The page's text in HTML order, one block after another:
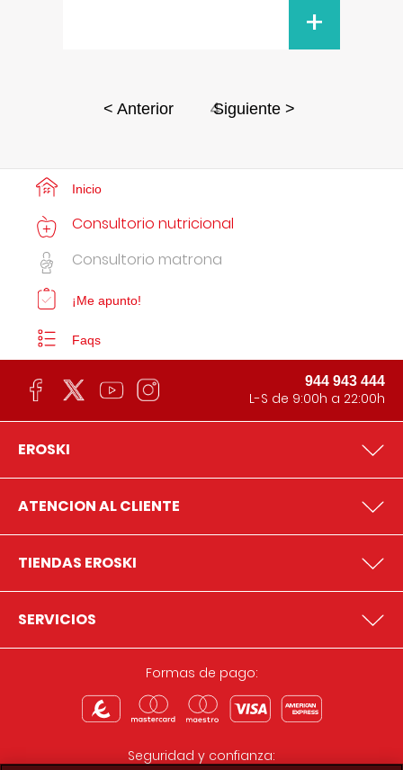
+
< Anterior 4
Siguiente >
Inicio
Consultorio nutricional
Consultorio matrona
¡Me apunto!
Faqs
944 943 444
L-S de 9:00h a 22:00h
EROSKI
ATENCION AL CLIENTE
TIENDAS EROSKI
SERVICIOS
Formas de pago:
Seguridad y confianza: